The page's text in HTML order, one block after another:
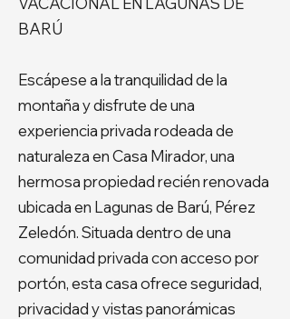
BARÚ
Escápese a la tranquilidad de la
montaña y disfrute de una
experiencia privada rodeada de
naturaleza en Casa Mirador, una
hermosa propiedad recién renovada
ubicada en Lagunas de Barú, Pérez
Zeledón. Situada dentro de una
comunidad privada con acceso por
portón, esta casa ofrece seguridad,
privacidad y vistas panorámicas